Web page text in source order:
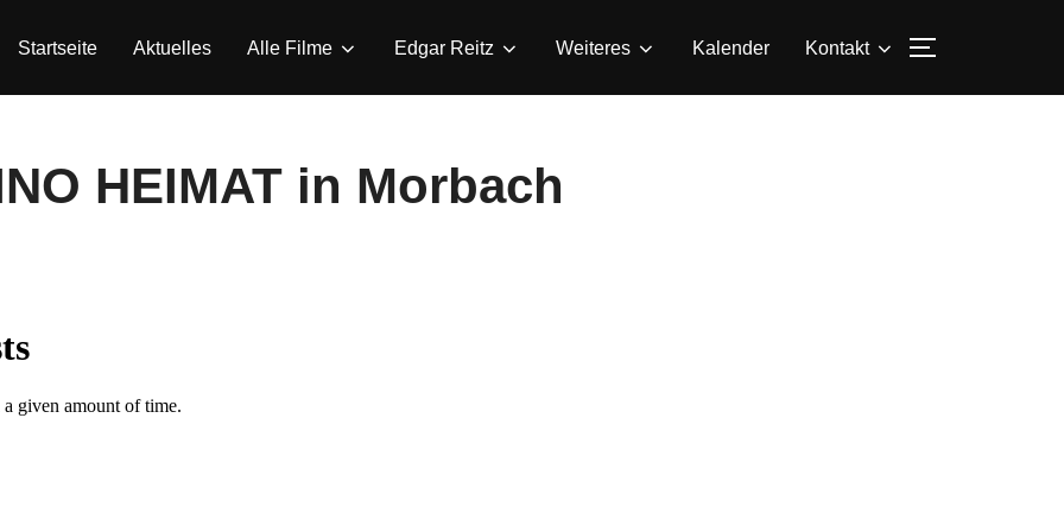
Startseite Aktuelles Alle Filme Edgar Reitz Weiteres Kalender Kontakt
HEIMAT in Morbach